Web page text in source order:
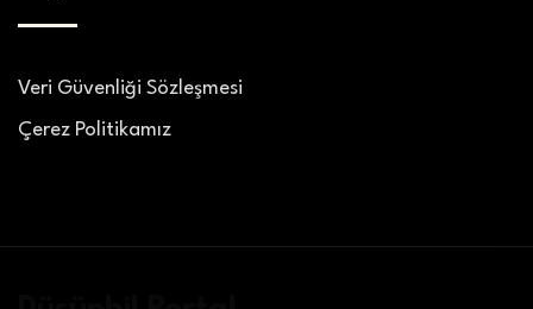
Veri Güvenliği Sözleşmesi
Çerez Politikamız